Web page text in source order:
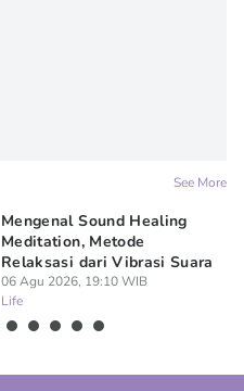
See More
Mengenal Sound Healing
Meditation, Metode
Relaksasi dari Vibrasi Suara
06 Agu 2026, 19:10 WIB
Life